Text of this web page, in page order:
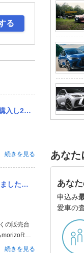
る
：「クロス...
続きを見る
たします。
の販売台
ンドルグリ
続きを見る
あなた
あな
申込み
愛車の